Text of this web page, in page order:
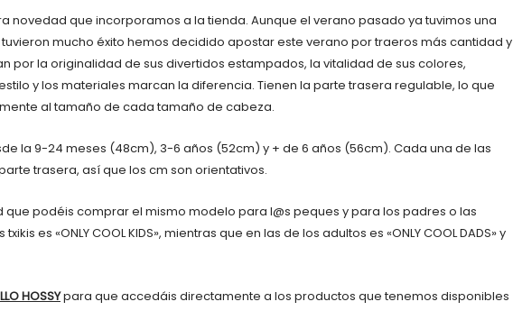
novedad que incorporamos a la tienda. Aunque el verano pasado ya tuvimos una
mucho éxito hemos decidido apostar este verano por traeros más cantidad y
por la originalidad de sus divertidos estampados, la vitalidad de sus colores,
y los materiales marcan la diferencia. Tienen la parte trasera regulable, lo que
al tamaño de cada tamaño de cabeza.
la 9-24 meses (48cm), 3-6 años (52cm) y + de 6 años (56cm). Cada una de las
trasera, así que los cm son orientativos.
podéis comprar el mismo modelo para l@s peques y para los padres o las
es «ONLY COOL KIDS», mientras que en las de los adultos es «ONLY COOL DADS» y
HOSSYpara que accedáis directamente a los productos que tenemos disponibles